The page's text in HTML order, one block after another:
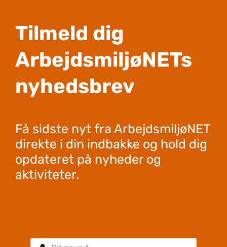
Tilmeld dig
ArbejdsmiljøNETs
nyhedsbrev
Få sidste nyt fra ArbejdsmiljøNET
direkte i din indbakke og hold dig
opdateret på nyheder og
aktiviteter.